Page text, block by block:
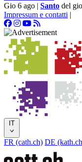
Gio 6 ago | Santo del
Impressum e contatti |
IT
FR (cath.ch) DE